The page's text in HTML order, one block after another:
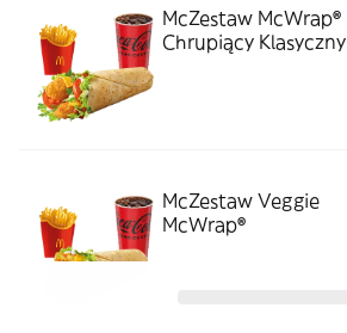
McZestaw McWrap®
Chrupiący Klasyczny
McZestaw Veggie
McWrap®